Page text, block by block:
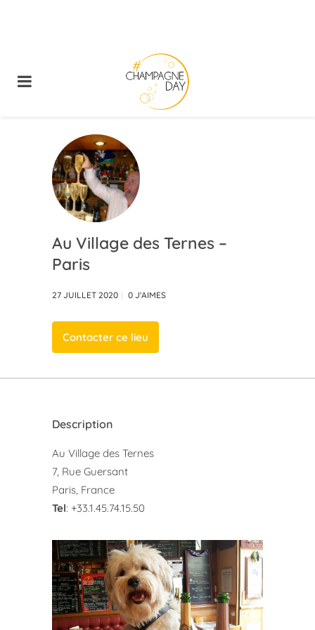
Au Village des Ternes –
Paris
27 JUILLET 2020 0 J'AIMES
Contacter ce lieu
Description
Au Village des Ternes
7, Rue Guersant
Paris, France
Tel: +33.1.45.74.15.50